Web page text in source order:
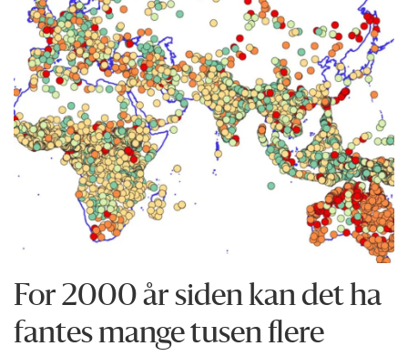
For 2000 år siden kan det ha
fantes mange tusen flere